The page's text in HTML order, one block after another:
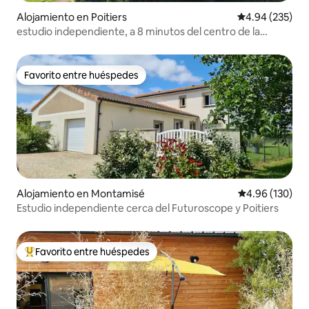
Alojamiento en Poitiers Calificación
4.94 (235)
estudio independiente, a 8 minutos del centro de la
Favorito entre huéspedes
Favorito entre huéspedes
Alojamiento en Montamisé Calificación
4.96 (130)
Estudio independiente cerca del Futuroscope y Poitiers
Favorito entre huéspedes preferido
Favorito entre huéspedes